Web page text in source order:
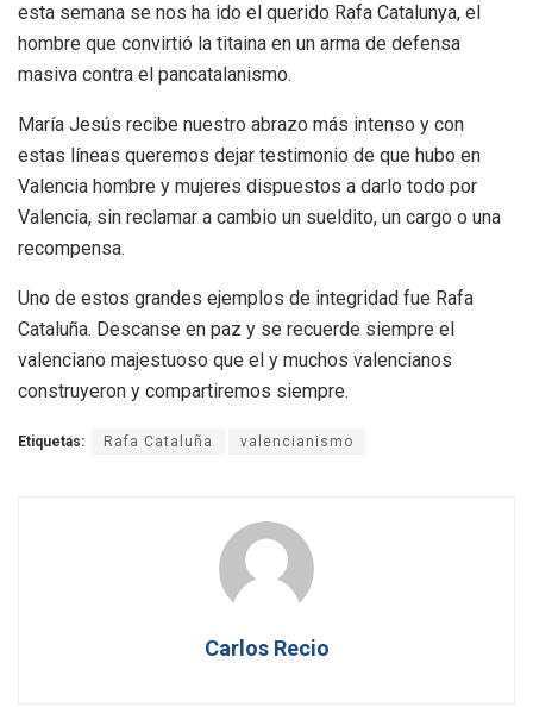
esta semana se nos ha ido el querido Rafa Catalunya, el
hombre que convirtió la titaina en un arma de defensa
masiva contra el pancatalanismo.
María Jesús recibe nuestro abrazo más intenso y con
estas líneas queremos dejar testimonio de que hubo en
Valencia hombre y mujeres dispuestos a darlo todo por
Valencia, sin reclamar a cambio un sueldito, un cargo o una
recompensa.
Uno de estos grandes ejemplos de integridad fue Rafa
Cataluña. Descanse en paz y se recuerde siempre el
valenciano majestuoso que el y muchos valencianos
construyeron y compartiremos siempre.
Etiquetas: Rafa Cataluña valencianismo
Carlos Recio